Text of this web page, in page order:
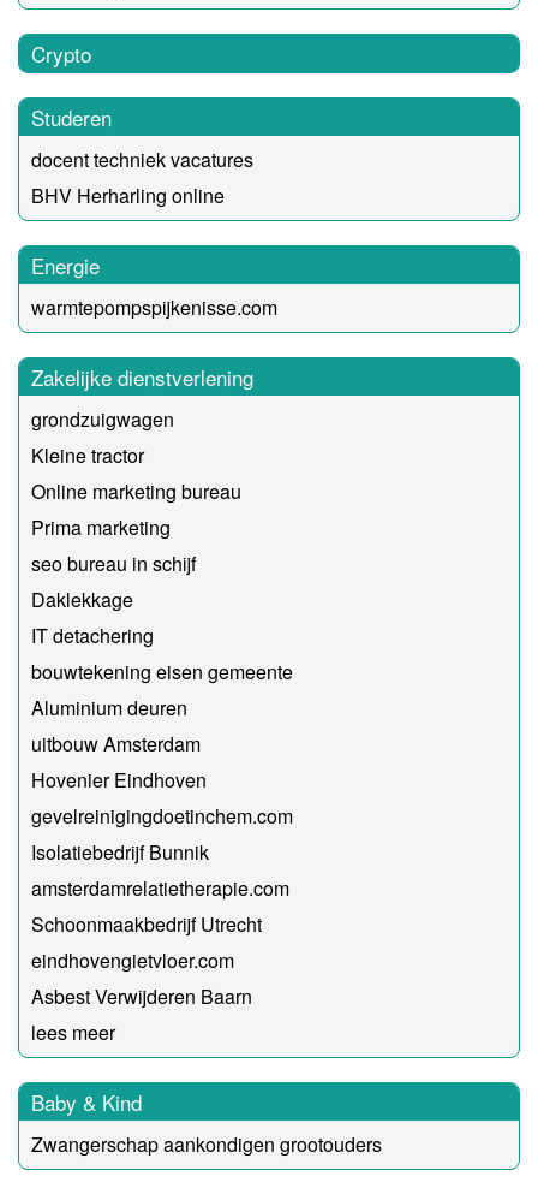
Crypto
Studeren
docent techniek vacatures
BHV Herharling online
Energie
warmtepompspijkenisse.com
Zakelijke dienstverlening
grondzuigwagen
Kleine tractor
Online marketing bureau
Prima marketing
seo bureau in schijf
Daklekkage
IT detachering
bouwtekening eisen gemeente
Aluminium deuren
uitbouw Amsterdam
Hovenier Eindhoven
gevelreinigingdoetinchem.com
Isolatiebedrijf Bunnik
amsterdamrelatietherapie.com
Schoonmaakbedrijf Utrecht
eindhovengietvloer.com
Asbest Verwijderen Baarn
lees meer
Baby & Kind
Zwangerschap aankondigen grootouders